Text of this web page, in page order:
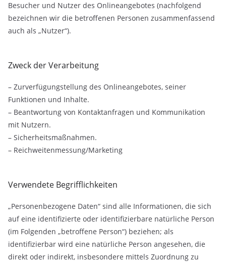
Besucher und Nutzer des Onlineangebotes (nachfolgend
bezeichnen wir die betroffenen Personen zusammenfassend
auch als „Nutzer“).
Zweck der Verarbeitung
– Zurverfügungstellung des Onlineangebotes, seiner
Funktionen und Inhalte.
– Beantwortung von Kontaktanfragen und Kommunikation
mit Nutzern.
– Sicherheitsmaßnahmen.
– Reichweitenmessung/Marketing
Verwendete Begrifflichkeiten
„Personenbezogene Daten“ sind alle Informationen, die sich
auf eine identifizierte oder identifizierbare natürliche Person
(im Folgenden „betroffene Person“) beziehen; als
identifizierbar wird eine natürliche Person angesehen, die
direkt oder indirekt, insbesondere mittels Zuordnung zu